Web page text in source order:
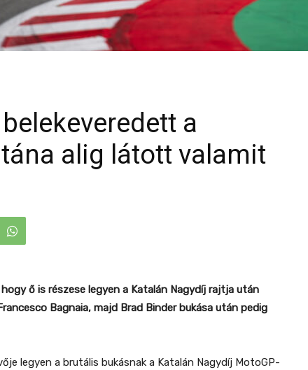
a
alig látott valamit
ő is részese legyen a Katalán Nagydíj rajtja után
Bagnaia, majd Brad Binder bukása után pedig
legyen a brutális bukásnak a Katalán Nagydíj MotoGP-